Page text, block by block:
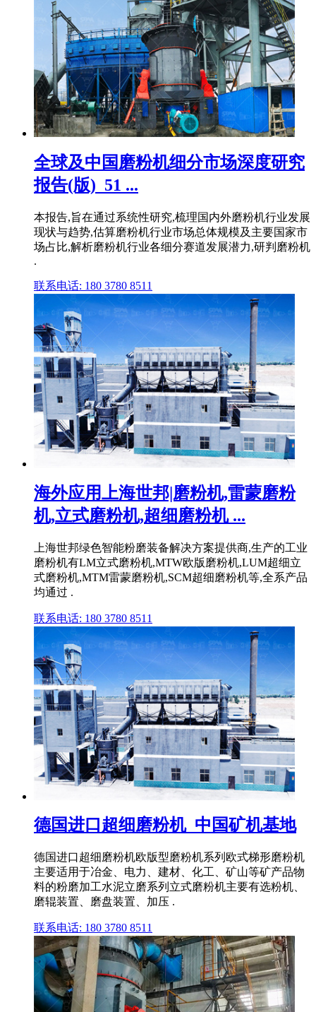
全球及中国磨粉机细分市场深度研究
报告(版)_51 ...
本报告,旨在通过系统性研究,梳理国内外磨粉机行业发展
现状与趋势,估算磨粉机行业市场总体规模及主要国家市
场占比,解析磨粉机行业各细分赛道发展潜力,研判磨粉机
.
联系电话: 180 3780 8511
海外应用上海世邦|磨粉机,雷蒙磨粉
机,立式磨粉机,超细磨粉机 ...
上海世邦绿色智能粉磨装备解决方案提供商,生产的工业
磨粉机有LM立式磨粉机,MTW欧版磨粉机,LUM超细立
式磨粉机,MTM雷蒙磨粉机,SCM超细磨粉机等,全系产品
均通过 .
联系电话: 180 3780 8511
德国进口超细磨粉机_中国矿机基地
德国进口超细磨粉机欧版型磨粉机系列欧式梯形磨粉机
主要适用于冶金、电力、建材、化工、矿山等矿产品物
料的粉磨加工水泥立磨系列立式磨粉机主要有选粉机、
磨辊装置、磨盘装置、加压 .
联系电话: 180 3780 8511